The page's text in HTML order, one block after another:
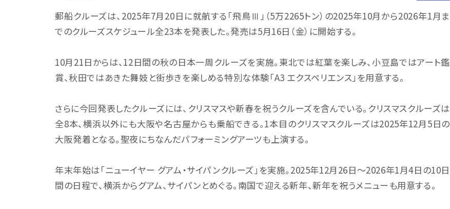
郵船クルーズは、2025年7月20日に就航する「飛鳥Ⅲ」（5万2265トン）の2025年10月から2026年1月ま
でのクルーズスケジュール全23本を発表した。発売は5月16日（金）に開始する。
10月21日からは、12日間の秋の日本一周クルーズを実施。東北では紅葉を楽しみ、小豆島ではアート鑑
賞、秋田ではあきた舞妓と街歩きを楽しめる特別な体験「A3 エクスペリエンス」を用意する。
さらに今回発表したクルーズには、クリスマスや新春を祝うクルーズを含んでいる。クリスマスクルーズは
全8本、横浜以外にも大阪や名古屋からも乗船できる。1本目のクリスマスクルーズは2025年12月5日の
大阪発着となる。聖夜にちなんだパフォーミングアーツも上演する。
年末年始は「ニューイヤー グアム・サイパンクルーズ」を実施。2025年12月26日～2026年1月4日の10日
間の日程で、横浜からグアム、サイパンとめぐる。南国で迎える新年、新年を祝うメニューも用意する。